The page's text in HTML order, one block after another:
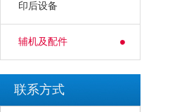
印后设备
辅机及配件
联系方式